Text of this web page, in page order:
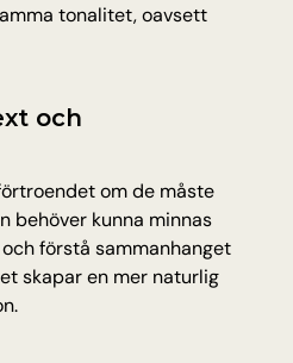
tonalitet, oavsett
och
om de måste
behöver kunna minnas
förstå sammanhanget
skapar en mer naturlig